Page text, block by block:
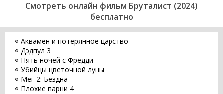
Смотреть онлайн фильм Бруталист (2024)
бесплатно
Аквамен и потерянное царство
Дэдпул 3
Пять ночей с Фредди
Убийцы цветочной луны
Мег 2: Бездна
Плохие парни 4